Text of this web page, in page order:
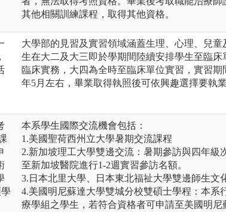
其他相關訓練課程，取得其他資格。
大學部的見習及實習領域涵蓋生理、心理、兒童
生在大二及大三即於學期間陸續安排學生至臨床
臨床實務，大四為全時至臨床單位實習，實習期
年5月左右，畢業取得執照後可依興趣選擇要執業
本系學生國際交流機會包括：
1.美國聖荷西州立大學暑期交流課程
2.新加坡理工大學雙邊交流：暑期參訪與四年級
至新加坡醫院進行1-2週實習參訪名額。
3.日本北里大學、日本東北福祉大學雙邊師生文
4.美國明尼蘇達大學雙城分校雙碩士學程：本系
療學組之學生，若符合資格者可申請至美國明尼